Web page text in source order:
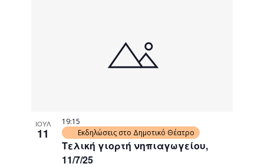
ΙΟΥΛ
11
Τελική γιορτή νηπιαγωγείου,
11/7/25
19:15
Εκδηλώσεις στο Δημοτικό Θέατρο